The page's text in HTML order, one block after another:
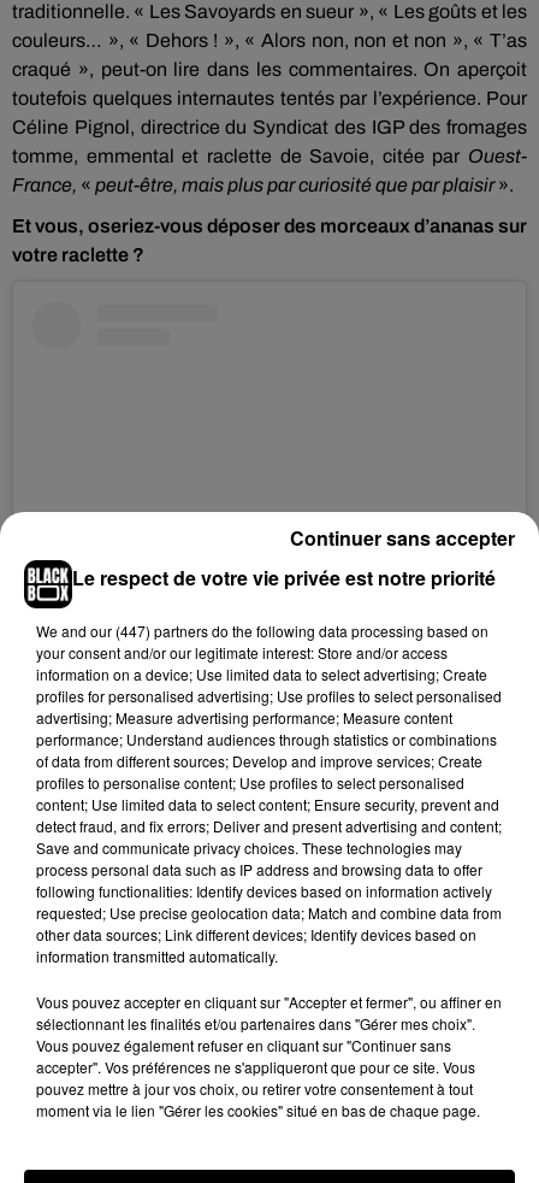
traditionnelle. « Les Savoyards en sueur », « Les goûts et les
couleurs… », « Dehors ! », « Alors non, non et non », « T’as
craqué », peut-on lire dans les commentaires. On aperçoit
toutefois quelques internautes tentés par l’expérience. Pour
Céline Pignol, directrice du Syndicat des IGP des fromages
tomme, emmental et raclette de Savoie, citée par Ouest-
France, « peut-être, mais plus par curiosité que par plaisir».
Et vous, oseriez-vous déposer des morceaux d’ananas sur
votre raclette ?
Voir cette publication sur Instagram
Hip-Hop News
Le respect de votre vie privée est notre priorité
We and our (447) partnersdo the following data processing based on
your consent and/or our legitimate interest: Store and/or access
information on a device; Use limited data to select advertising; Create
profiles for personalised advertising; Use profiles to select personalised
advertising; Measure advertising performance; Measure content
performance; Understand audiences through statistics or combinations
of data from different sources; Develop and improve services; Create
profiles to personalise content; Use profiles to select personalised
content; Use limited data to select content; Ensure security, prevent and
detect fraud, and fix errors; Deliver and present advertising and content;
Save and communicate privacy choices. These technologies may
process personal data such as IP address and browsing data to offer
following functionalities: Identify devices based on information actively
requested; Use precise geolocation data; Match and combine data from
other data sources; Link different devices; Identify devices based on
information transmitted automatically.
Vous pouvez accepter en cliquant sur "Accepter et fermer", ou affiner en
sélectionnant les finalités et/ou partenaires dans "Gérer mes choix".
Vous pouvez également refuser en cliquant sur "Continuer sans
accepter". Vos préférences ne s'appliqueront que pour ce site. Vous
pouvez mettre à jour vos choix, ou retirer votre consentement à tout
moment via le lien "Gérer les cookies" situé en bas de chaque page.
Continuer sans accepter